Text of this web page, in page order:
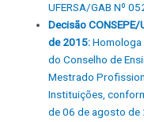
UFERSA/GAB Nº
Decisão
de 2015:Homologa
do Conselho de
Mestrado
Instituições,
de 06 de agosto de